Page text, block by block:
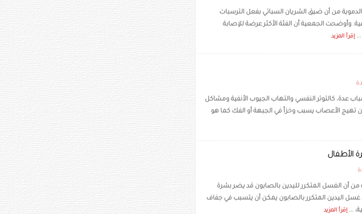
الدموية من أن ضيق الشريان السباتي بفعل الترسبات
وأوضحت الجمعية أن الفئة الأكثر عرضة للإصابة
إقرأ المزيد
عدة، كالتوتر النفسي والتهاب الجيوب الأنفية ومشاكل
تهيج الأعصاب يسبب وخزاً في الجبهة أو الفك كما هو
الأطفال
من أن الغسل المتكرر لليدين بالصابون قد يضر بشرة
اليدين المتكرر بالصابون يمكن أن يتسبب في جفاف
... إقرأ المزيد